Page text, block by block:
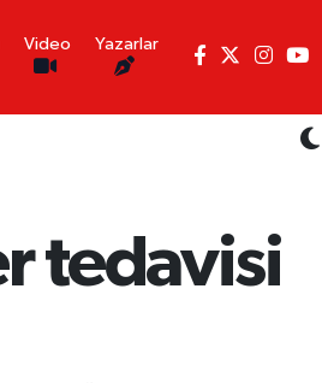
Video Yazarlar
tedavisi